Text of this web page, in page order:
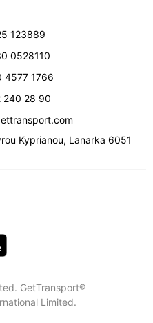
123889
0528110
4577 1766
240 28 90
Kyprianou, Lanarka 6051
GetTransport®
Limited.